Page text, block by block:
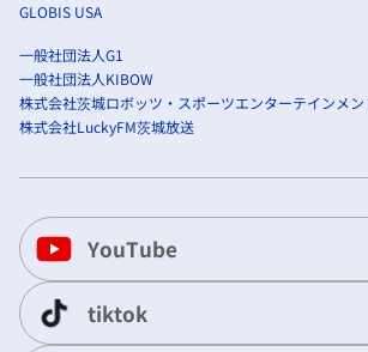
GLOBIS USA
一般社団法人G1
一般社団法人KIBOW
株式会社茨城ロボッツ・スポーツエンターテインメン
株式会社LuckyFM茨城放送
YouTube
tiktok